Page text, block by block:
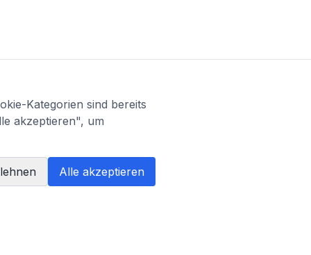
Kategorien sind bereits
akzeptieren", um
Alle akzeptieren